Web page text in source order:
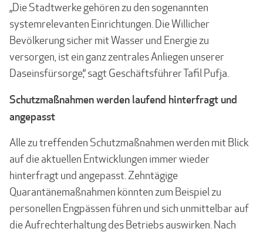
„Die Stadtwerke gehören zu den sogenannten
systemrelevanten Einrichtungen. Die Willicher
Bevölkerung sicher mit Wasser und Energie zu
versorgen, ist ein ganz zentrales Anliegen unserer
Daseinsfürsorge,“ sagt Geschäftsführer Tafil Pufja.
Schutzmaßnahmen werden laufend hinterfragt und
angepasst
Alle zu treffenden Schutzmaßnahmen werden mit Blick
auf die aktuellen Entwicklungen immer wieder
hinterfragt und angepasst. Zehntägige
Quarantänemaßnahmen könnten zum Beispiel zu
personellen Engpässen führen und sich unmittelbar auf
die Aufrechterhaltung des Betriebs auswirken. Nach